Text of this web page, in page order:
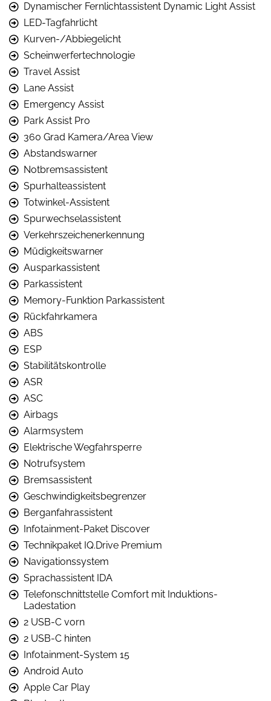
Dynamischer Fernlichtassistent Dynamic Light Assist
LED-Tagfahrlicht
Kurven-/Abbiegelicht
Scheinwerfertechnologie
Travel Assist
Lane Assist
Emergency Assist
Park Assist Pro
360 Grad Kamera/Area View
Abstandswarner
Notbremsassistent
Spurhalteassistent
Totwinkel-Assistent
Spurwechselassistent
Verkehrszeichenerkennung
Müdigkeitswarner
Ausparkassistent
Parkassistent
Memory-Funktion Parkassistent
Rückfahrkamera
ABS
ESP
Stabilitätskontrolle
ASR
ASC
Airbags
Alarmsystem
Elektrische Wegfahrsperre
Notrufsystem
Bremsassistent
Geschwindigkeitsbegrenzer
Berganfahrassistent
Infotainment-Paket Discover
Technikpaket IQ.Drive Premium
Navigationssystem
Sprachassistent IDA
Telefonschnittstelle Comfort mit Induktions-
Ladestation
2 USB-C vorn
2 USB-C hinten
Infotainment-System 15
Android Auto
Apple Car Play